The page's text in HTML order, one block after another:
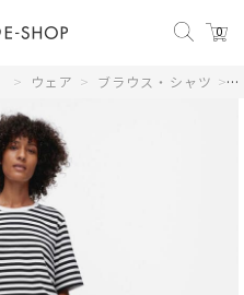
0
> ウェア > ブラウス・シャツ >